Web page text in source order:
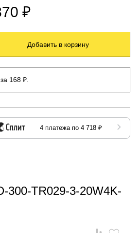
₽
Добавить в корзину
168 ₽.
4 платежа по 4 718 ₽
300-TR029-3-20W4K-